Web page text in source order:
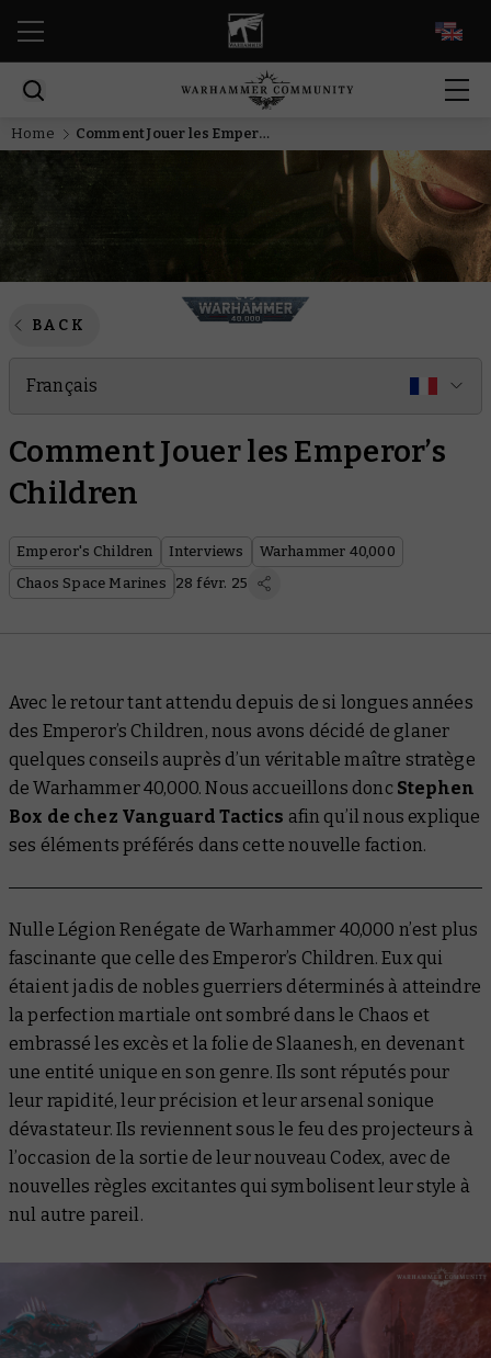
Home Comment Jouer les Emperor’s Children
BACK
Français
Comment Jouer les Emperor’s
Children
Emperor's Children Interviews
Warhammer 40,000
Chaos Space Marines
28 févr. 25
Avec le retour tant attendu depuis de si longues années
des Emperor’s Children, nous avons décidé de glaner
quelques conseils auprès d’un véritable maître stratège
de Warhammer 40,000. Nous accueillons donc Stephen
Box de chez Vanguard Tactics afin qu’il nous explique
ses éléments préférés dans cette nouvelle faction.
Nulle Légion Renégate de Warhammer 40,000 n’est plus
fascinante que celle des Emperor’s Children. Eux qui
étaient jadis de nobles guerriers déterminés à atteindre
la perfection martiale ont sombré dans le Chaos et
embrassé les excès et la folie de Slaanesh, en devenant
une entité unique en son genre. Ils sont réputés pour
leur rapidité, leur précision et leur arsenal sonique
dévastateur. Ils reviennent sous le feu des projecteurs à
l’occasion de la sortie de leur nouveau Codex, avec de
nouvelles règles excitantes qui symbolisent leur style à
nul autre pareil.